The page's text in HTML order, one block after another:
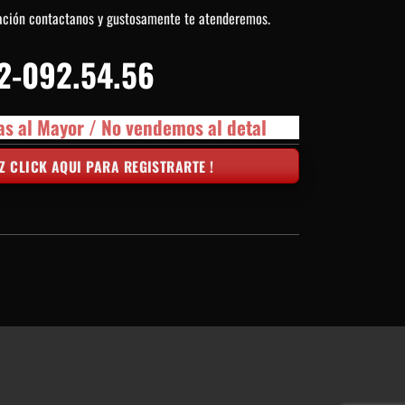
contactanos y gustosamente te atenderemos.
092.54.56
al Mayor / No vendemos al detal
CLICK AQUI PARA REGISTRARTE !